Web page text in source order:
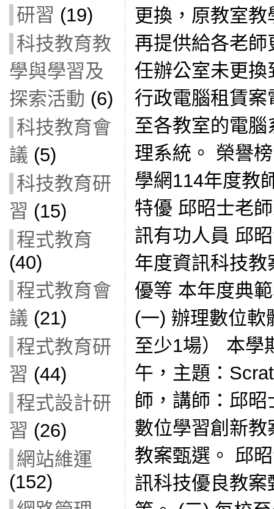
研習 (19)
科技教育教
學與學習及
探索活動 (6)
科技教育會
議 (5)
科技教育研
習 (15)
程式教育
(40)
程式教育會
議 (21)
程式教育研
習 (44)
程式設計研
習 (26)
網站維運
(152)
更換，原教室
再提供給各老
任辦公室未更
行政電腦租賃
至各教室的電
理系統。 榮譽
學網114年度教
特優 邱昭士老
訊有功人員 邱
年度資訊科技
優等 本年度典
(一) 辦理數位軟
至少1場） 本學
午，主題：
師，講師：邱
數位學習創新
教案甄選。 邱
訊科技優良教